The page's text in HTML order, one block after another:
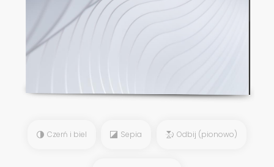
Czerń i biel Sepia Odbij (pionowo)